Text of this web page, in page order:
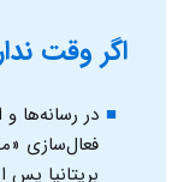
اگر وقت
در رسانه‌ها
فعال‌سازی
بریتانیا